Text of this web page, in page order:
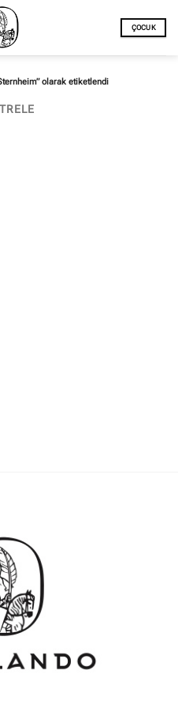
ÇOCUK
olarak etiketlendi